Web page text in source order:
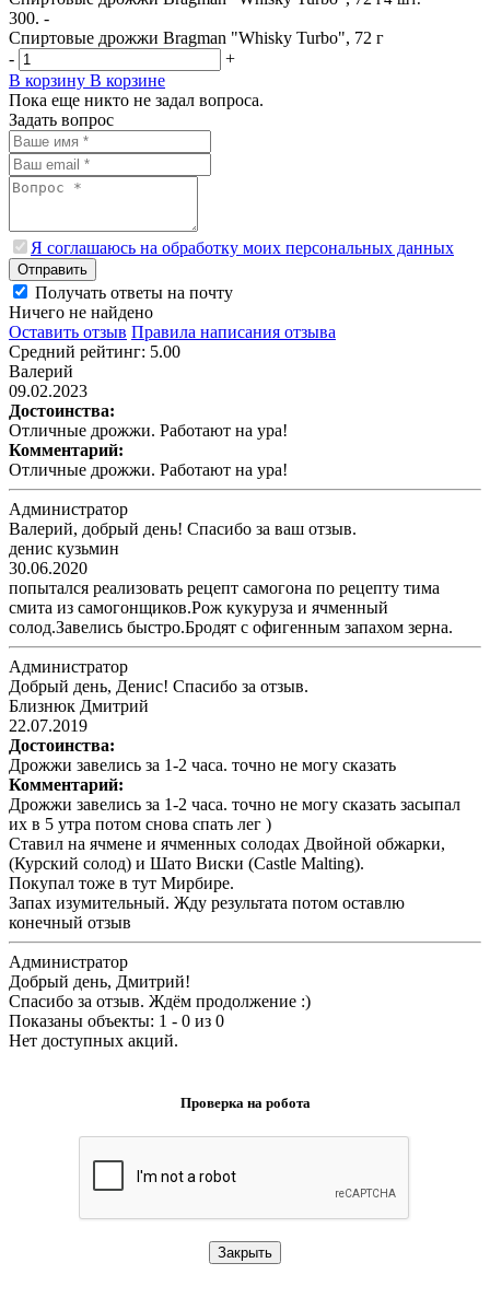
300. -
Спиртовые дрожжи Bragman "Whisky Turbo", 72 г
-
+
В корзину В корзине
Пока еще никто не задал вопроса.
Задать вопрос
Я соглашаюсь на обработку моих персональных данных
Отправить
Получать ответы на почту
Ничего не найдено
Оставить отзыв Правила написания отзыва
Средний рейтинг: 5.00
Валерий
09.02.2023
Достоинства:
Отличные дрожжи. Работают на ура!
Комментарий:
Отличные дрожжи. Работают на ура!
Администратор
Валерий, добрый день! Спасибо за ваш отзыв.
денис кузьмин
30.06.2020
попытался реализовать рецепт самогона по рецепту тима
смита из самогонщиков.Рож кукуруза и ячменный
солод.Завелись быстро.Бродят с офигенным запахом зерна.
Администратор
Добрый день, Денис! Спасибо за отзыв.
Близнюк Дмитрий
22.07.2019
Достоинства:
Дрожжи завелись за 1-2 часа. точно не могу сказать
Комментарий:
Дрожжи завелись за 1-2 часа. точно не могу сказать засыпал
их в 5 утра потом снова спать лег )
Ставил на ячмене и ячменных солодах Двойной обжарки,
(Курский солод) и Шато Виски (Castle Malting).
Покупал тоже в тут Мирбире.
Запах изумительный. Жду результата потом оставлю
конечный отзыв
Администратор
Добрый день, Дмитрий!
Спасибо за отзыв. Ждём продолжение :)
Показаны объекты: 1 - 0 из 0
Нет доступных акций.
Проверка на робота
Закрыть